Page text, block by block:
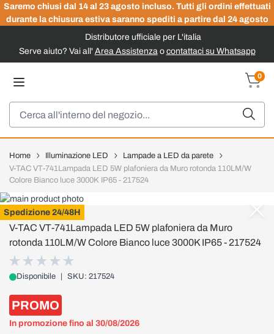
Saremo chiusi dal 14 al 23 agosto incluso. Tutti gli ordini effettuati
durante la chiusura estiva saranno spediti a partire dal 24 agosto
Distributore ufficiale per L'italia
Serve aiuto? Vai all' Area Assistenzao contattaci su Whatsapp
0
Home Illuminazione LED
Lampade a LED da parete
V-TAC VT-741Lampada LED 5W plafoniera da Muro rotonda 110LM/W
Colore Bianco luce 3000K IP65 - 217524
Spedizione 24/48H
V-TAC
V-TAC VT-741Lampada LED 5W plafoniera da Muro
rotonda 110LM/W Colore Bianco luce 3000K IP65 - 217524
Disponibile SKU: 217524
PROMO
In promozione fino al 30/08/2026